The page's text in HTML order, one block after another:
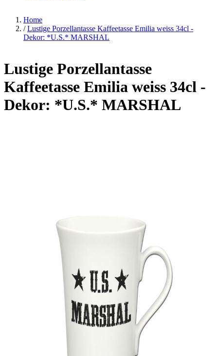
Home
/ Lustige Porzellantasse Kaffeetasse Emilia weiss 34cl -
Dekor: *U.S.* MARSHAL
Lustige Porzellantasse
Kaffeetasse Emilia weiss 34cl -
Dekor: *U.S.* MARSHAL